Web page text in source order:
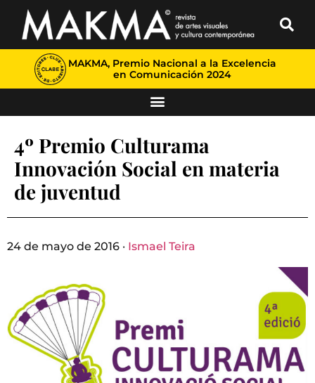
MAKMA, Premio Nacional a la Excelencia
en Comunicación 2024
4º Premio Culturama
Innovación Social en materia
de juventud
24 de mayo de 2016 · Ismael Teira